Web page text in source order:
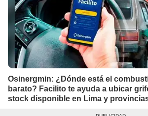
Osinergmin: ¿Dónde está el
barato? Facilito te ayuda a ubicar
stock disponible en Lima y